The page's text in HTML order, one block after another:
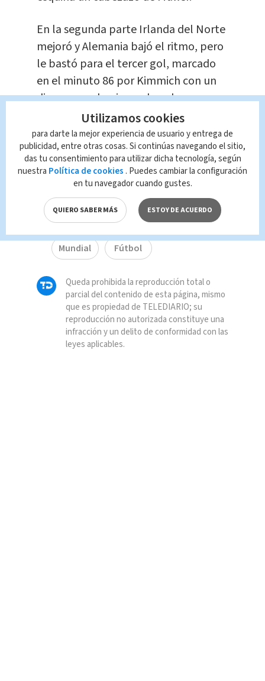
En la segunda parte Irlanda del Norte
mejoró y Alemania bajó el ritmo, pero
le bastó para el tercer gol, marcado
en el minuto 86 por Kimmich con un
disparo con la pierna derecha.
En el tiempo añadido, Irlanda del
Norte marcó por medio de Maginnes.
TAGS RELACIONADOS:
Alemania Rusia Rusia2018
Mundial Fútbol
Queda prohibida la reproducción total o
parcial del contenido de esta página, mismo
que es propiedad de TELEDIARIO; su
reproducción no autorizada constituye una
infracción y un delito de conformidad con las
leyes aplicables.
Utilizamos cookies
para darte la mejor experiencia de usuario y entrega de
publicidad, entre otras cosas. Si continúas navegando el sitio,
das tu consentimiento para utilizar dicha tecnología, según
nuestra Política de cookies . Puedes cambiar la configuración
en tu navegador cuando gustes.
QUIERO SABER MÁS ESTOY DE ACUERDO